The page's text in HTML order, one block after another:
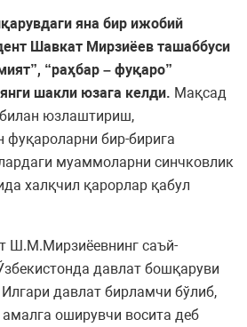
яна бир ижобий
Шавкат Мирзиёев ташаббуси
“раҳбар – фуқаро”
шакли юзага келди. Мақсад
юзлаштириш,
фуқароларни бир-бирига
муаммоларни синчковлик
халқчил қарорлар қабул
Ш.М.Мирзиёевнинг саъй-
давлат бошқаруви
давлат бирламчи бўлиб,
оширувчи восита деб